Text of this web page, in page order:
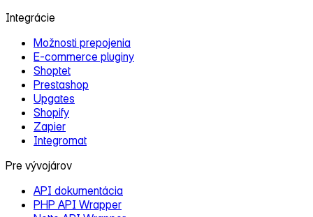
Integrácie
Možnosti prepojenia
E‑commerce pluginy
Shoptet
Prestashop
Upgates
Shopify
Zapier
Integromat
Pre vývojárov
API dokumentácia
PHP API Wrapper